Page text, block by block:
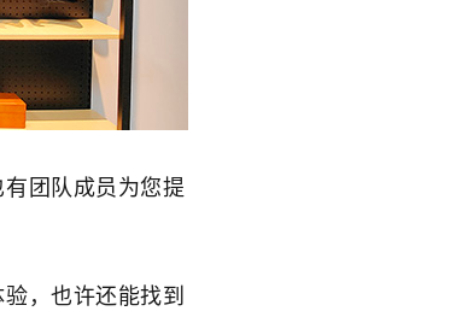
团队成员为您提
，也许还能找到